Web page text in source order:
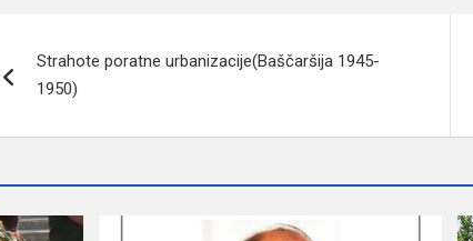
članaka
Strahote poratne urbanizacije(Baščaršija 1945-
1950)